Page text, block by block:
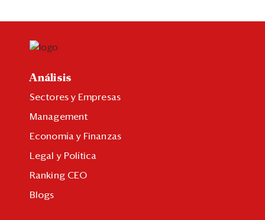
Análisis
Sectores y Empresas
Management
Economía y Finanzas
Legal y Política
Ranking CEO
Blogs